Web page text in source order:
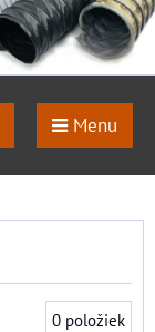
Menu
0 položiek